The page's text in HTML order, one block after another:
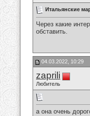
Итальянские
Через какие
обставить.
04.03.2022, 10:29
zaprili
Любитель
а она очень